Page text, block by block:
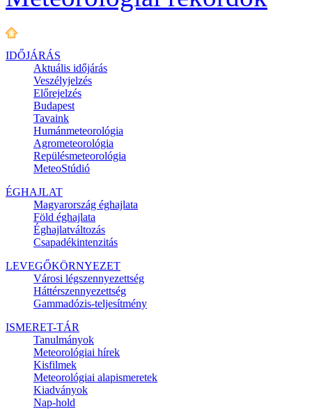
IDŐJÁRÁS
Aktuális időjárás
Veszélyjelzés
Előrejelzés
Budapest
Tavaink
Humánmeteorológia
Agrometeorológia
Repülésmeteorológia
MeteoStúdió
ÉGHAJLAT
Magyarország éghajlata
Föld éghajlata
Éghajlatváltozás
Csapadékintenzitás
LEVEGŐKÖRNYEZET
Városi légszennyezettség
Háttérszennyezettség
Gammadózis-teljesítmény
ISMERET-TÁR
Tanulmányok
Meteorológiai hírek
Kisfilmek
Meteorológiai alapismeretek
Kiadványok
Nap-hold